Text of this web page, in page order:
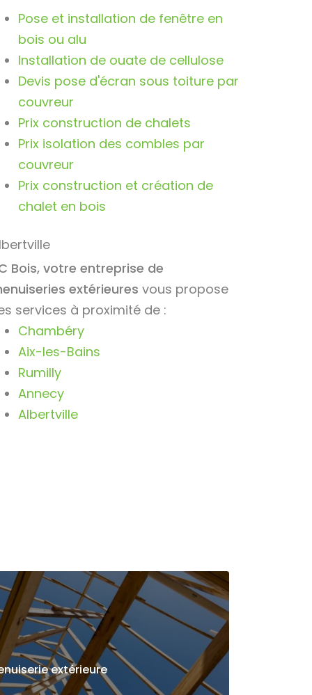
Pose et installation de fenêtre en
bois ou alu
Installation de ouate de cellulose
Devis pose d'écran sous toiture par
couvreur
Prix construction de chalets
Prix isolation des combles par
couvreur
Prix construction et création de
chalet en bois
Bois, votre entreprise de
extérieures vous propose
services à proximité de :
Chambéry
Aix-les-Bains
Rumilly
Annecy
Albertville
extérieure